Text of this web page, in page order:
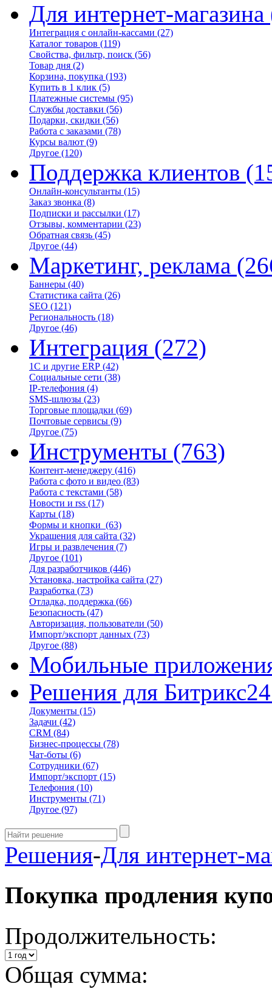
Для интернет-магазина
Интеграция с онлайн-кассами (27)
Каталог товаров (119)
Свойства, фильтр, поиск (56)
Товар дня (2)
Корзина, покупка (193)
Купить в 1 клик (5)
Платежные системы (95)
Службы доставки (56)
Подарки, скидки (56)
Работа с заказами (78)
Курсы валют (9)
Другое (120)
Поддержка клиентов
Онлайн-консультанты (15)
Заказ звонка (8)
Подписки и рассылки (17)
Отзывы, комментарии (23)
Обратная связь (45)
Другое (44)
Маркетинг, реклама
Баннеры (40)
Статистика сайта (26)
SEO (121)
Региональность (18)
Другое (46)
Интеграция (272)
1С и другие ERP (42)
Социальные сети (38)
IP-телефония (4)
SMS-шлюзы (23)
Торговые площадки (69)
Почтовые сервисы (9)
Другое (75)
Инструменты (763)
Контент-менеджеру (416)
Работа с фото и видео (83)
Работа с текстами (58)
Новости и rss (17)
Карты (18)
Формы и кнопки (63)
Украшения для сайта (32)
Игры и развлечения (7)
Другое (101)
Для разработчиков (446)
Установка, настройка сайта (27)
Разработка (73)
Отладка, поддержка (66)
Безопасность (47)
Авторизация, пользователи (50)
Импорт/экспорт данных (73)
Другое (88)
Мобильные
Решения для Битрикс24
Документы (15)
Задачи (42)
CRM (84)
Бизнес-процессы (78)
Чат-боты (6)
Сотрудники (67)
Импорт/экспорт (15)
Телефония (10)
Инструменты (71)
Другое (97)
Решения-Для интернет-
Покупка продления
Продолжительность:
Общая сумма: